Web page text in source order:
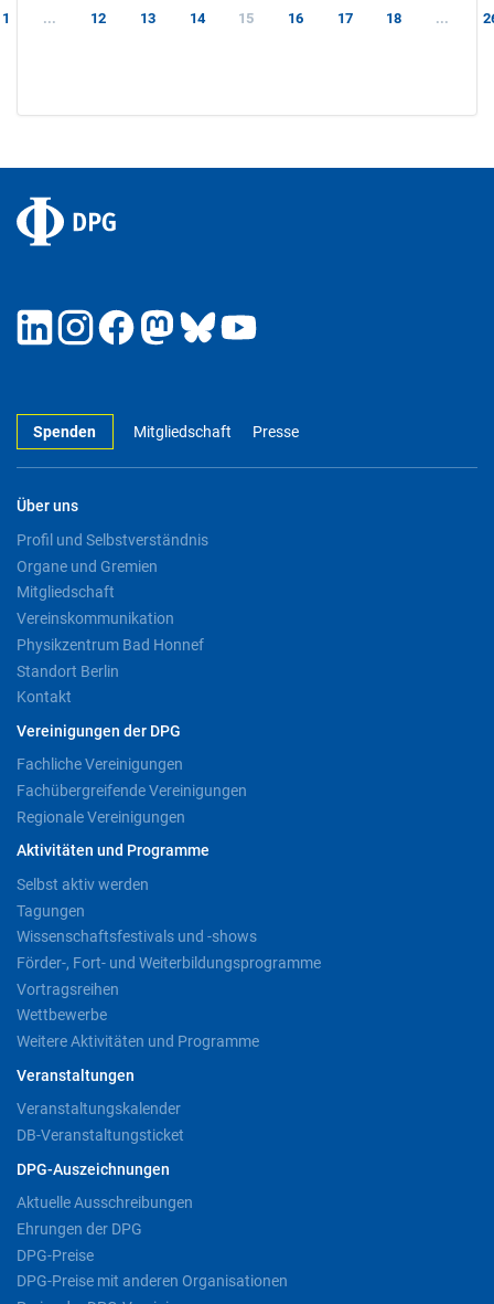
1 ... 12 13 14 15 16 17 18 ...
Spenden Mitgliedschaft Presse
Über uns
Profil und Selbstverständnis
Organe und Gremien
Mitgliedschaft
Vereinskommunikation
Physikzentrum Bad Honnef
Standort Berlin
Kontakt
Vereinigungen der DPG
Fachliche Vereinigungen
Fachübergreifende Vereinigungen
Regionale Vereinigungen
Aktivitäten und Programme
Selbst aktiv werden
Tagungen
Wissenschaftsfestivals und -shows
Förder-, Fort- und Weiterbildungsprogramme
Vortragsreihen
Wettbewerbe
Weitere Aktivitäten und Programme
Veranstaltungen
Veranstaltungskalender
DB-Veranstaltungsticket
DPG-Auszeichnungen
Aktuelle Ausschreibungen
Ehrungen der DPG
DPG-Preise
DPG-Preise mit anderen Organisationen